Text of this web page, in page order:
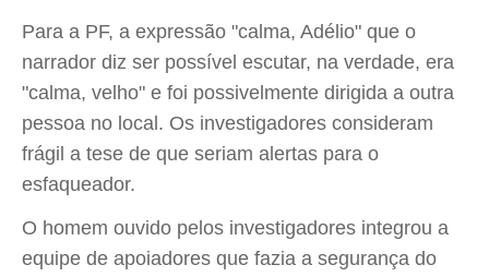
Para a PF, a expressão "calma, Adélio" que o
narrador diz ser possível escutar, na verdade, era
"calma, velho" e foi possivelmente dirigida a outra
pessoa no local. Os investigadores consideram
frágil a tese de que seriam alertas para o
esfaqueador.
O homem ouvido pelos investigadores integrou a
equipe de apoiadores que fazia a segurança do